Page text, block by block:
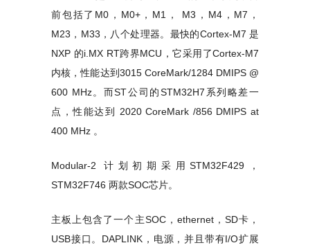
前包括了M0，M0+，M1， M3，M4，M7，
M23，M33，八个处理器。最快的Cortex-M7 是
NXP 的i.MX RT跨界MCU，它采用了Cortex-M7
内核，性能达到3015 CoreMark/1284 DMIPS @
600 MHz。而ST公司的STM32H7系列略差一
点，性能达到 2020 CoreMark /856 DMIPS at
400 MHz 。
Modular-2 计划初期采用STM32F429，
STM32F746 两款SOC芯片。
主板上包含了一个主SOC，ethernet，SD卡，
USB接口。DAPLINK，电源，并且带有I/O扩展